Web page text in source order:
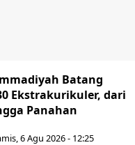
Batang
Ekstrakurikuler, dari
Panahan
6 Agu 2026 - 12:25